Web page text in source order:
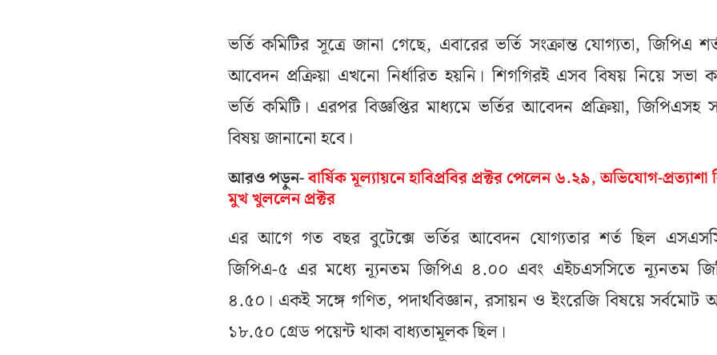
ভর্তি কমিটির সূত্রে জানা গেছে, এবারের ভর্তি সংক্রান্ত যোগ্যতা, জিপিএ
আবেদন প্রক্রিয়া এখনো নির্ধারিত হয়নি। শিগগিরই এসব বিষয় নিয়ে সভা
ভর্তি কমিটি। এরপর বিজ্ঞপ্তির মাধ্যমে ভর্তির আবেদন প্রক্রিয়া,
বিষয় জানানো হবে।
আরও পড়ুন-বার্ষিক মূল্যায়নে হাবিপ্রবির প্রক্টর পেলেন ৬.২৯, অভিযোগ-প্রত্যাশা
মুখ খুললেন প্রক্টর
এর আগে গত বছর বুটেক্সে ভর্তির আবেদন যোগ্যতার শর্ত ছিল
জিপিএ-৫ এর মধ্যে ন্যূনতম জিপিএ ৪.০০ এবং এইচএসসিতে ন্যূনতম
৪.৫০। একই সঙ্গে গণিত, পদার্থবিজ্ঞান, রসায়ন ও ইংরেজি বিষয়ে সর্বমোট
১৮.৫০ গ্রেড পয়েন্ট থাকা বাধ্যতামূলক ছিল।